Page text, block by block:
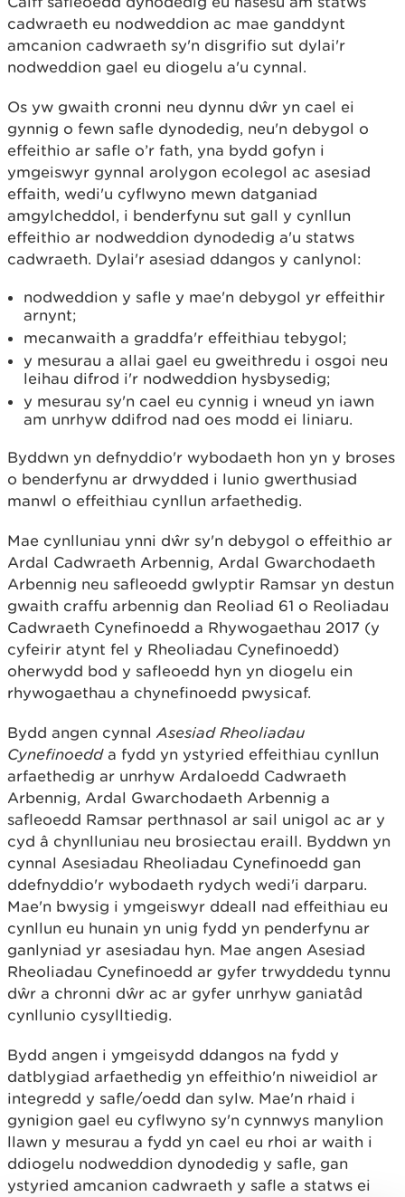
cadwraeth eu nodweddion ac mae ganddynt
amcanion cadwraeth sy'n disgrifio sut dylai'r
nodweddion gael eu diogelu a'u cynnal.
Os yw gwaith cronni neu dynnu dŵr yn cael ei
gynnig o fewn safle dynodedig, neu'n debygol o
effeithio ar safle o’r fath, yna bydd gofyn i
ymgeiswyr gynnal arolygon ecolegol ac asesiad
effaith, wedi'u cyflwyno mewn datganiad
amgylcheddol, i benderfynu sut gall y cynllun
effeithio ar nodweddion dynodedig a'u statws
cadwraeth. Dylai'r asesiad ddangos y canlynol:
nodweddion y safle y mae'n debygol yr effeithir
arnynt;
mecanwaith a graddfa'r effeithiau tebygol;
y mesurau a allai gael eu gweithredu i osgoi neu
leihau difrod i'r nodweddion hysbysedig;
y mesurau sy'n cael eu cynnig i wneud yn iawn
am unrhyw ddifrod nad oes modd ei liniaru.
Byddwn yn defnyddio'r wybodaeth hon yn y broses
o benderfynu ar drwydded i lunio gwerthusiad
manwl o effeithiau cynllun arfaethedig.
Mae cynlluniau ynni dŵr sy'n debygol o effeithio ar
Ardal Cadwraeth Arbennig, Ardal Gwarchodaeth
Arbennig neu safleoedd gwlyptir Ramsar yn destun
gwaith craffu arbennig dan Reoliad 61 o Reoliadau
Cadwraeth Cynefinoedd a Rhywogaethau 2017 (y
cyfeirir atynt fel y Rheoliadau Cynefinoedd)
oherwydd bod y safleoedd hyn yn diogelu ein
rhywogaethau a chynefinoedd pwysicaf.
Bydd angen cynnal Asesiad Rheoliadau
Cynefinoedda fydd yn ystyried effeithiau cynllun
arfaethedig ar unrhyw Ardaloedd Cadwraeth
Arbennig, Ardal Gwarchodaeth Arbennig a
safleoedd Ramsar perthnasol ar sail unigol ac ar y
cyd â chynlluniau neu brosiectau eraill. Byddwn yn
cynnal Asesiadau Rheoliadau Cynefinoedd gan
ddefnyddio'r wybodaeth rydych wedi'i darparu.
Mae'n bwysig i ymgeiswyr ddeall nad effeithiau eu
cynllun eu hunain yn unig fydd yn penderfynu ar
ganlyniad yr asesiadau hyn. Mae angen Asesiad
Rheoliadau Cynefinoedd ar gyfer trwyddedu tynnu
dŵr a chronni dŵr ac ar gyfer unrhyw ganiatâd
cynllunio cysylltiedig.
Bydd angen i ymgeisydd ddangos na fydd y
datblygiad arfaethedig yn effeithio'n niweidiol ar
integredd y safle/oedd dan sylw. Mae'n rhaid i
gynigion gael eu cyflwyno sy'n cynnwys manylion
llawn y mesurau a fydd yn cael eu rhoi ar waith i
ddiogelu nodweddion dynodedig y safle, gan
ystyried amcanion cadwraeth y safle a statws ei